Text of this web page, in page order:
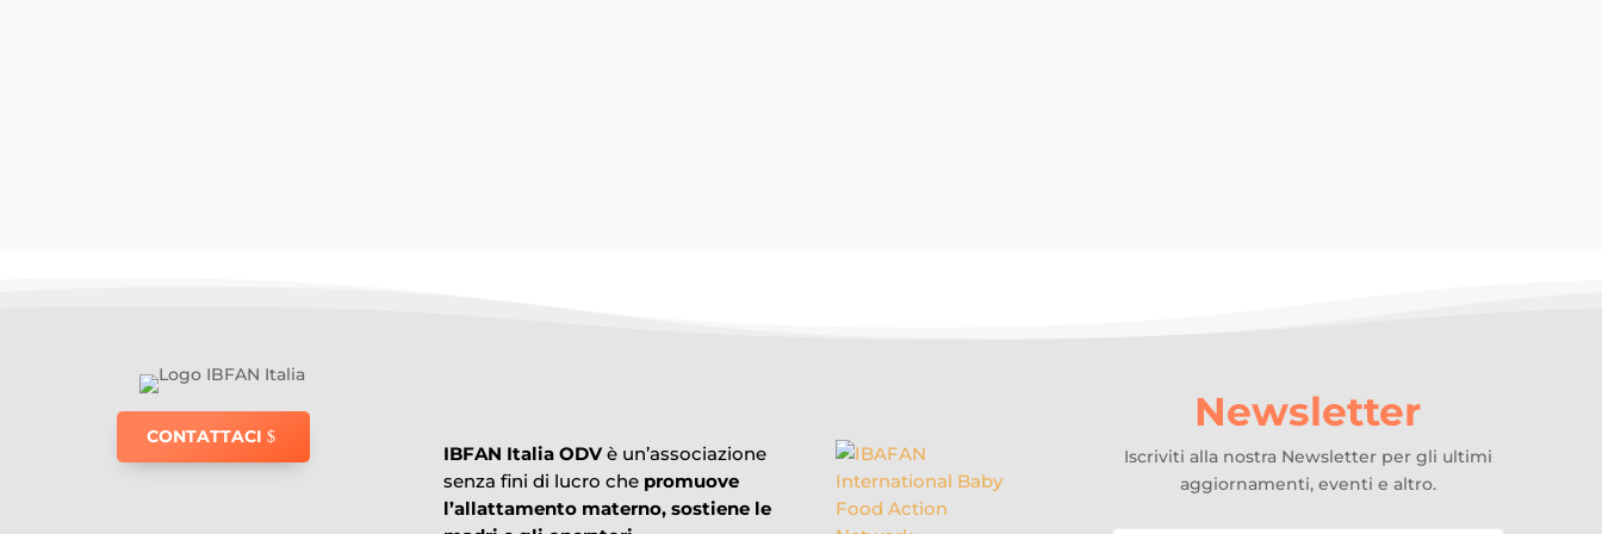
CONTATTACI
IBFAN Italia ODVè un’associazione
senza fini di lucro che promuove
l’allattamento materno, sostiene le
Newsletter
Iscriviti alla nostra Newsletter per gli ultimi
aggiornamenti, eventi e altro.